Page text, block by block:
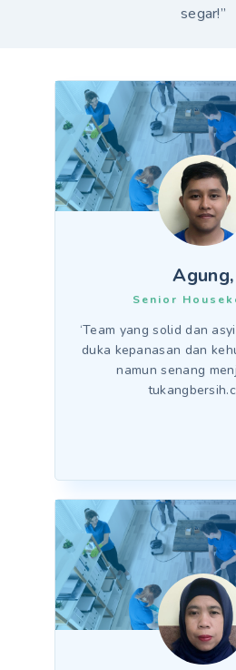
segar!”
Agung,
Senior
‘Team yang solid dan
duka kepanasan dan
namun senang